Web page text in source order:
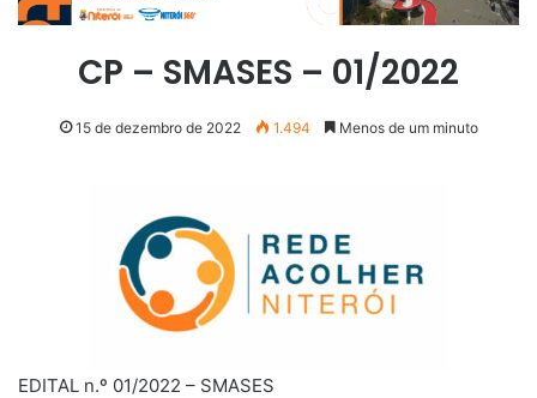
CP – SMASES – 01/2022
15 de dezembro de 2022 1.494 Menos de um minuto
EDITAL n.º 01/2022 – SMASES